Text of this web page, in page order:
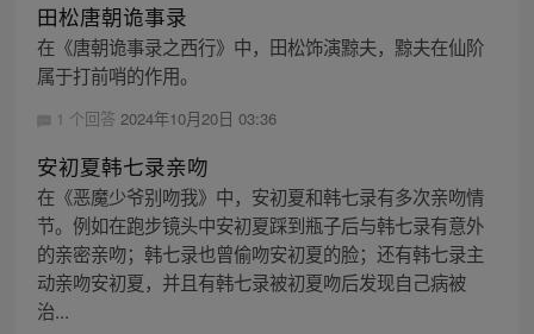
田松唐朝诡事录
在《唐朝诡事录之西行》中，田松饰演黥夫，黥夫在仙阶
属于打前哨的作用。
1 个回答 2024年10月20日 03:36
安初夏韩七录亲吻
在《恶魔少爷别吻我》中，安初夏和韩七录有多次亲吻情
节。例如在跑步镜头中安初夏踩到瓶子后与韩七录有意外
的亲密亲吻；韩七录也曾偷吻安初夏的脸；还有韩七录主
动亲吻安初夏，并且有韩七录被初夏吻后发现自己病被
治...